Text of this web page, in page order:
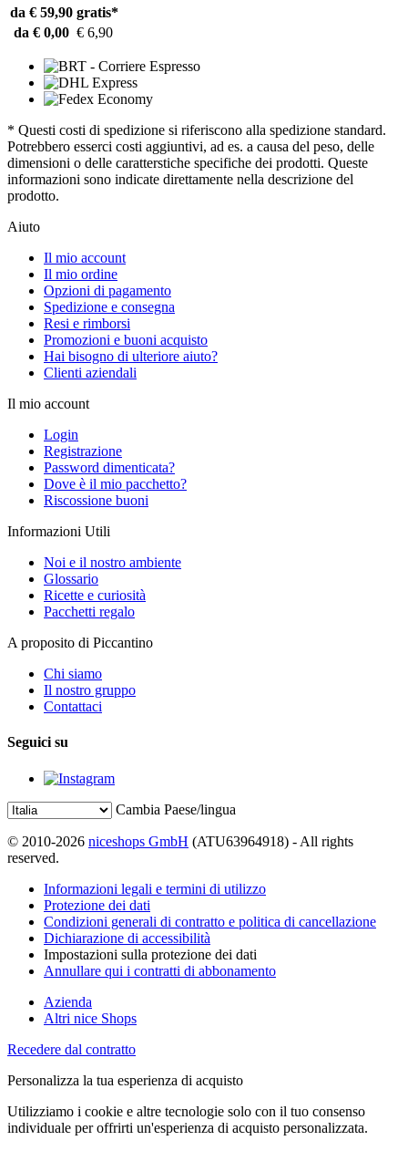
da € 59,90 gratis*
da € 0,00 € 6,90
* Questi costi di spedizione si riferiscono alla spedizione standard.
Potrebbero esserci costi aggiuntivi, ad es. a causa del peso, delle
dimensioni o delle caratterstiche specifiche dei prodotti. Queste
informazioni sono indicate direttamente nella descrizione del
prodotto.
Aiuto
Il mio account
Il mio ordine
Opzioni di pagamento
Spedizione e consegna
Resi e rimborsi
Promozioni e buoni acquisto
Hai bisogno di ulteriore aiuto?
Clienti aziendali
Il mio account
Login
Registrazione
Password dimenticata?
Dove è il mio pacchetto?
Riscossione buoni
Informazioni Utili
Noi e il nostro ambiente
Glossario
Ricette e curiosità
Pacchetti regalo
A proposito di Piccantino
Chi siamo
Il nostro gruppo
Contattaci
Seguici su
Cambia Paese/lingua
© 2010-2026 niceshops GmbH (ATU63964918) - All rights
reserved.
Informazioni legali e termini di utilizzo
Protezione dei dati
Condizioni generali di contratto e politica di cancellazione
Dichiarazione di accessibilità
Impostazioni sulla protezione dei dati
Annullare qui i contratti di abbonamento
Azienda
Altri nice Shops
Recedere dal contratto
Personalizza la tua esperienza di acquisto
Utilizziamo i cookie e altre tecnologie solo con il tuo consenso
individuale per offrirti un'esperienza di acquisto personalizzata.